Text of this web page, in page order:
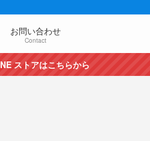
お問い合わせ
Contact
ストアはこちらから